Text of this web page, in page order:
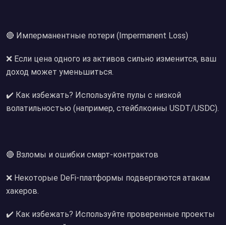
🔴 Имперманентные потери (Impermanent Loss)
❌ Если цена одного из активов сильно изменится, ваш
доход может уменьшиться.
✔️ Как избежать? Используйте пулы с низкой
волатильностью (например, стейблкоины USDT/USDC).
🔴 Взломы и ошибки смарт-контрактов
❌ Некоторые DeFi-платформы подвергаются атакам
хакеров.
✔️ Как избежать? Используйте проверенные проекты